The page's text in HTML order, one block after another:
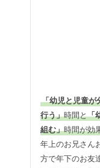
「幼児と児童が
行う」時間と「
組む」時間が効
年上のお兄さん
方で年下のお友